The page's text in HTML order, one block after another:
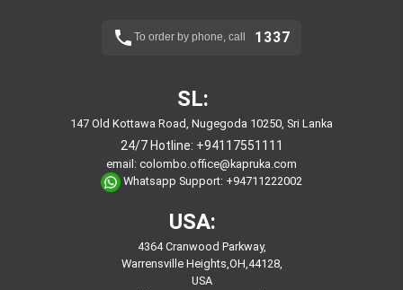
To order by phone, call 1337
SL:
147 Old Kottawa Road, Nugegoda 10250, Sri Lanka
24/7 Hotline: +94117551111
email: colombo.office@kapruka.com
Whatsapp Support: +94711222002
USA:
4364 Cranwood Parkway,
Warrensville Heights,OH,44128,
USA